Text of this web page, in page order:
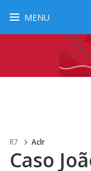
MENU
R7 Aclr
Caso